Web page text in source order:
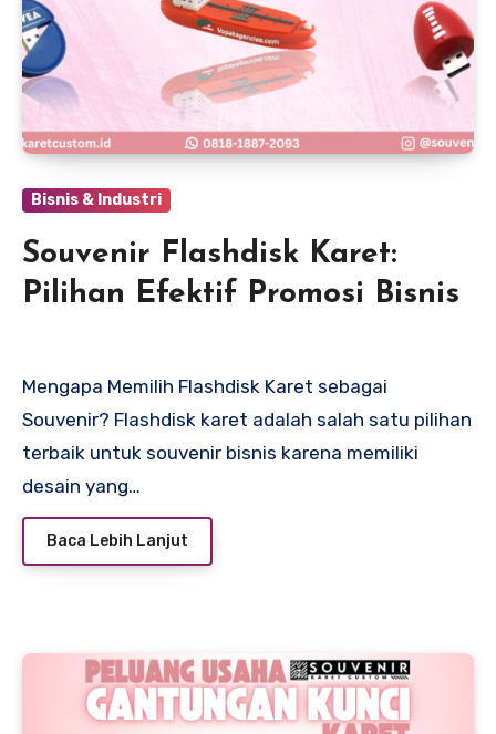
Bisnis & Industri
Souvenir Flashdisk Karet:
Pilihan Efektif Promosi Bisnis
Mengapa Memilih Flashdisk Karet sebagai
Souvenir? Flashdisk karet adalah salah satu pilihan
terbaik untuk souvenir bisnis karena memiliki
desain yang…
Baca Lebih Lanjut